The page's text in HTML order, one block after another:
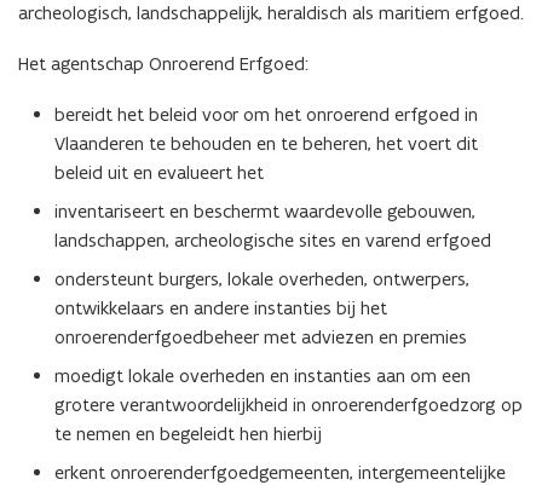
archeologisch, landschappelijk, heraldisch als maritiem erfgoed.
Het agentschap Onroerend Erfgoed:
bereidt het beleid voor om het onroerend erfgoed in
Vlaanderen te behouden en te beheren, het voert dit
beleid uit en evalueert het
inventariseert en beschermt waardevolle gebouwen,
landschappen, archeologische sites en varend erfgoed
ondersteunt burgers, lokale overheden, ontwerpers,
ontwikkelaars en andere instanties bij het
onroerenderfgoedbeheer met adviezen en premies
moedigt lokale overheden en instanties aan om een
grotere verantwoordelijkheid in onroerenderfgoedzorg op
te nemen en begeleidt hen hierbij
erkent onroerenderfgoedgemeenten, intergemeentelijke